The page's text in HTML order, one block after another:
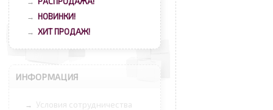
→ НОВИНКИ!
→ ХИТ ПРОДАЖ!
ИНФОРМАЦИЯ
→ Условия сотрудничества